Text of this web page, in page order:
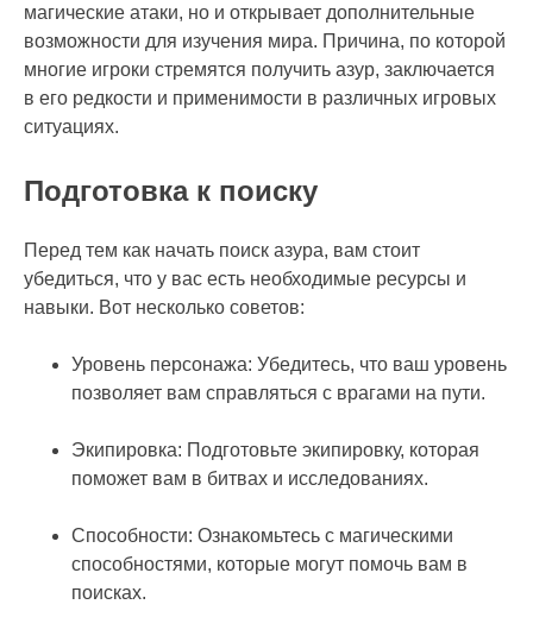
магические атаки, но и открывает дополнительные
возможности для изучения мира. Причина, по которой
многие игроки стремятся получить азур, заключается
в его редкости и применимости в различных игровых
ситуациях.
Подготовка к поиску
Перед тем как начать поиск азура, вам стоит
убедиться, что у вас есть необходимые ресурсы и
навыки. Вот несколько советов:
Уровень персонажа: Убедитесь, что ваш уровень
позволяет вам справляться с врагами на пути.
Экипировка: Подготовьте экипировку, которая
поможет вам в битвах и исследованиях.
Способности: Ознакомьтесь с магическими
способностями, которые могут помочь вам в
поисках.